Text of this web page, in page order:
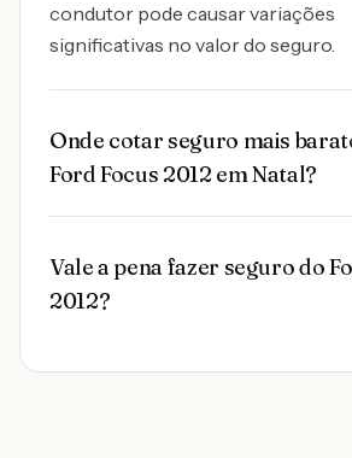
condutor pode causar variações
significativas no valor do seguro.
Onde cotar seguro mais
Ford Focus 2012 em Natal?
Vale a pena fazer seguro do
2012?